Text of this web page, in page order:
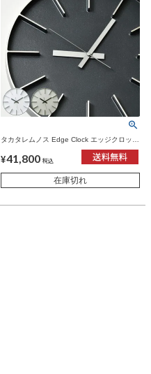
タカタレムノス Edge Clock エッジクロック
Lサイズ | インテリア雑貨・掛け時計
¥41,800 税込
在庫切れ